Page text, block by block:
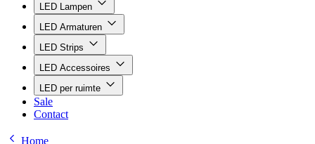
LED Lampen
LED Armaturen
LED Strips
LED Accessoires
LED per ruimte
Sale
Contact
Home